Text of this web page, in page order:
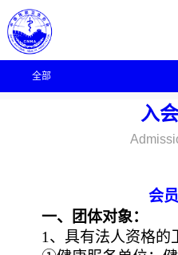
全部
您的位置：首页
入
会
一、团体对象：
1 、具有法人资格的